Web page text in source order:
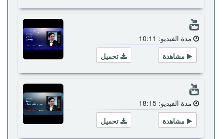
مدة الفيديو: 10:11
تحميل
مشاهدة
مدة الفيديو: 18:15
تحميل
مشاهدة